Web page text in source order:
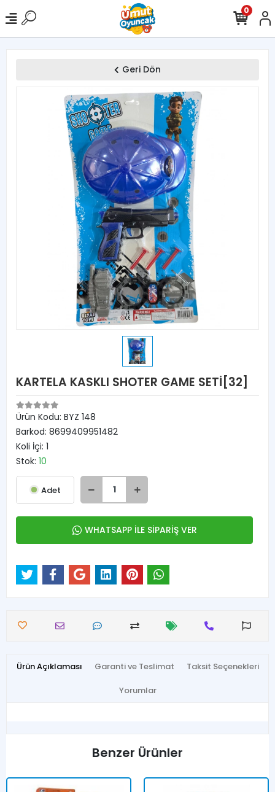
0
Geri Dön
KARTELA KASKLI SHOTER GAME SETİ[32]
Ürün Kodu: BYZ 148
Barkod: 8699409951482
Koli İçi: 1
Stok: 10
Adet
WHATSAPP İLE SİPARİŞ VER
Ürün Açıklaması Garanti ve Teslimat Taksit Seçenekleri
Yorumlar
Benzer Ürünler